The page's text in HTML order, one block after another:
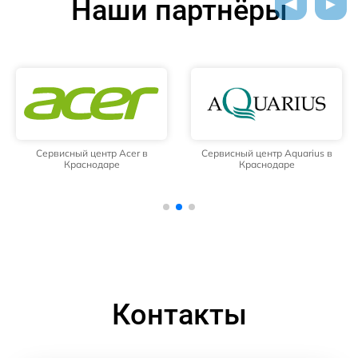
Наши партнёры
Сервисный центр Acer в
Краснодаре
Сервисный центр Aquarius в
Краснодаре
Контакты